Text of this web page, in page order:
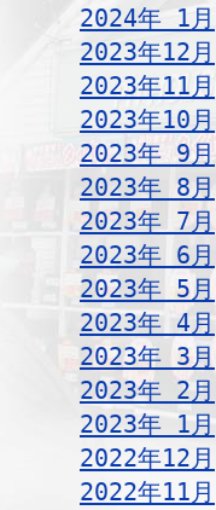
2024年 1月
2023年12月
2023年11月
2023年10月
2023年 9月
2023年 8月
2023年 7月
2023年 6月
2023年 5月
2023年 4月
2023年 3月
2023年 2月
2023年 1月
2022年12月
2022年11月